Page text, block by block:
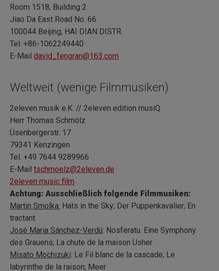
Room 1518, Building 2
Jiao Da East Road No. 66
100044 Beijing, HAI DIAN DISTR.
Tel. +86-1062249440
E-Mail david_fengran@163.com
Weltweit (wenige Filmmusiken)
2eleven musik e.K. // 2eleven edition musiQ
Herr Thomas Schmölz
Üsenbergerstr. 17
79341 Kenzingen
Tel. +49 7644 9289966
E-Mail tschmoelz@2eleven.de
2eleven music film
Achtung: Ausschließlich folgende Filmmusiken:
Martin Smolka: Hats in the Sky; Der Puppenkavalier; En
tractant
José Maria Sánchez-Verdú: Nosferatu. Eine Symphony
des Grauens; La chute de la maison Usher
Misato Mochizuki: Le Fil blanc de la cascade; Le
labyrinthe de la raison; Meer